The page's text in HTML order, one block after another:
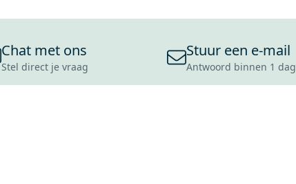
Chat met ons
Stel direct je vraag
Stuur een e-mail
Antwoord binnen 1 dag